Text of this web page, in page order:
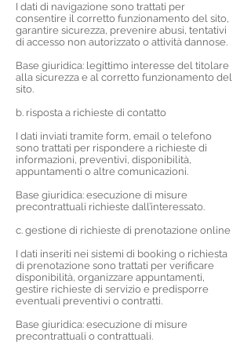
I dati di navigazione sono trattati per
consentire il corretto funzionamento del sito,
garantire sicurezza, prevenire abusi, tentativi
di accesso non autorizzato o attività dannose.
Base giuridica: legittimo interesse del titolare
alla sicurezza e al corretto funzionamento del
sito.
b. risposta a richieste di contatto
I dati inviati tramite form, email o telefono
sono trattati per rispondere a richieste di
informazioni, preventivi, disponibilità,
appuntamenti o altre comunicazioni.
Base giuridica: esecuzione di misure
precontrattuali richieste dall’interessato.
c. gestione di richieste di prenotazione online
I dati inseriti nei sistemi di booking o richiesta
di prenotazione sono trattati per verificare
disponibilità, organizzare appuntamenti,
gestire richieste di servizio e predisporre
eventuali preventivi o contratti.
Base giuridica: esecuzione di misure
precontrattuali o contrattuali.